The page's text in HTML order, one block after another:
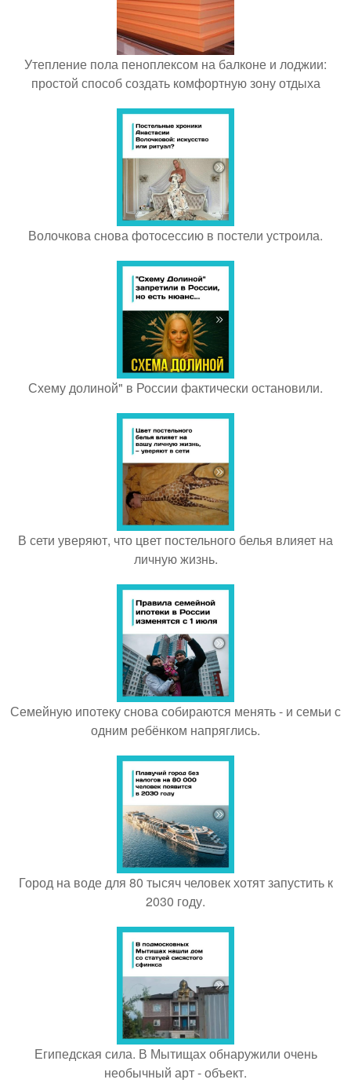
Утепление пола пеноплексом на балконе и лоджии:
простой способ создать комфортную зону отдыха
Волочкова снова фотосессию в постели устроила.
Схему долиной" в России фактически остановили.
В сети уверяют, что цвет постельного белья влияет на
личную жизнь.
Семейную ипотеку снова собираются менять - и семьи с
одним ребёнком напряглись.
Город на воде для 80 тысяч человек хотят запустить к
2030 году.
Египедская сила. В Мытищах обнаружили очень
необычный арт - объект.